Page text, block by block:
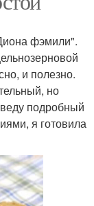
фэмили".
и полезно.
но
подробный
я готовила